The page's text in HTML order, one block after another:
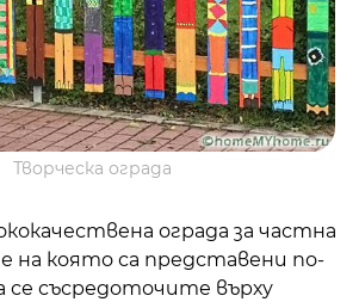
Творческа ограда
ограда за частна
на която са представени по-
се съсредоточите върху